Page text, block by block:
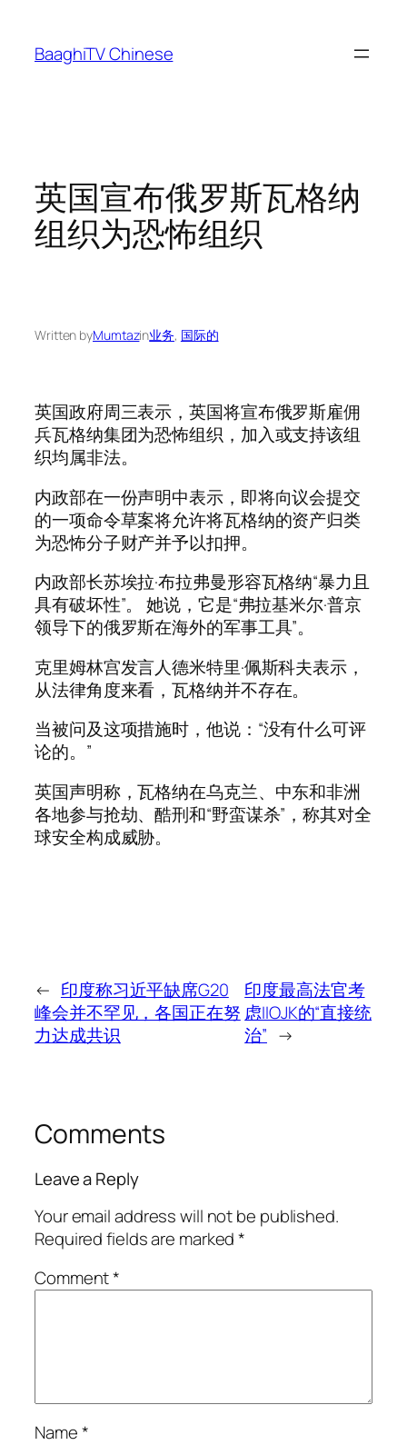
content
BaaghiTV Chinese
英国宣布俄罗斯瓦格纳
组织为恐怖组织
Written byMumtazin业务, 国际的
英国政府周三表示，英国将宣布俄罗斯雇佣
兵瓦格纳集团为恐怖组织，加入或支持该组
织均属非法。
内政部在一份声明中表示，即将向议会提交
的一项命令草案将允许将瓦格纳的资产归类
为恐怖分子财产并予以扣押。
内政部长苏埃拉·布拉弗曼形容瓦格纳“暴力且
具有破坏性”。 她说，它是“弗拉基米尔·普京
领导下的俄罗斯在海外的军事工具”。
克里姆林宫发言人德米特里·佩斯科夫表示，
从法律角度来看，瓦格纳并不存在。
当被问及这项措施时，他说：“没有什么可评
论的。”
英国声明称，瓦格纳在乌克兰、中东和非洲
各地参与抢劫、酷刑和“野蛮谋杀”，称其对全
球安全构成威胁。
← 印度称习近平缺席G20
峰会并不罕见，各国正在努
力达成共识
印度最高法官考
虑IIOJK的“直接统
治” →
Comments
Leave a Reply
Your email address will not be published.
Required fields are marked*
Comment*
Name*